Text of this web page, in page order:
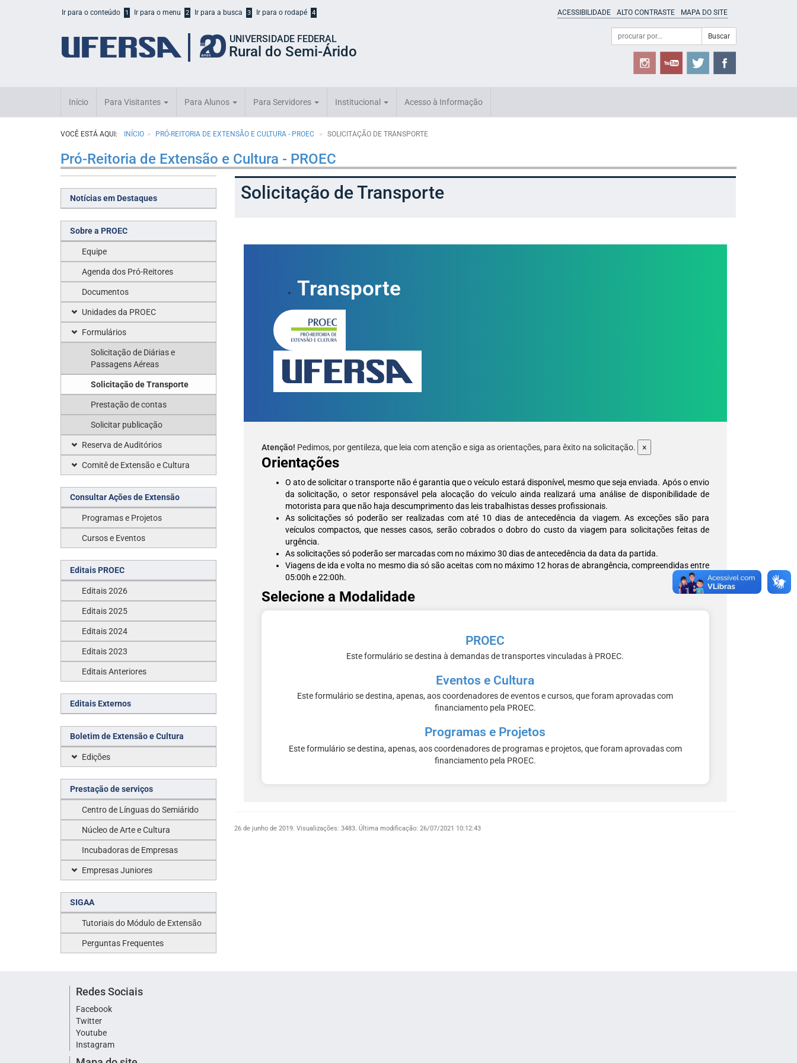
Ir para o conteúdo 1 Ir para o menu 2 Ir para a busca 3 Ir para o rodapé 4 ACESSIBILIDADE ALTO CONTRASTE MAPA DO SITE
UNIVERSIDADE FEDERAL
Rural do Semi-Árido
Formulário
Busca
Campo
de
Buscar
Início Para Visitantes Para Alunos Para Servidores Institucional Acesso à Informação
VOCÊ ESTÁ AQUI: INÍCIO PRÓ-REITORIA DE EXTENSÃO E CULTURA - PROEC SOLICITAÇÃO DE TRANSPORTE
Pró-Reitoria de Extensão e Cultura - PROEC
Notícias em Destaques
Sobre a PROEC
Equipe
Agenda dos Pró-Reitores
Documentos
Unidades da PROEC
Formulários
Solicitação de Diárias e
Passagens Aéreas
Solicitação de Transporte
Prestação de contas
Solicitar publicação
Reserva de Auditórios
Comitê de Extensão e Cultura
Consultar Ações de Extensão
Programas e Projetos
Cursos e Eventos
Editais PROEC
Editais 2026
Editais 2025
Editais 2024
Editais 2023
Editais Anteriores
Editais Externos
Boletim de Extensão e Cultura
Edições
Prestação de serviços
Centro de Línguas do Semiárido
Núcleo de Arte e Cultura
Incubadoras de Empresas
Empresas Juniores
SIGAA
Tutoriais do Módulo de Extensão
Perguntas Frequentes
Solicitação de Transporte
Transporte
Atenção! Pedimos, por gentileza, que leia com atenção e siga as orientações, para êxito na solicitação. ×
Orientações
O ato de solicitar o transporte não é garantia que o veículo estará disponível, mesmo que seja enviada. Após o envio
da solicitação, o setor responsável pela alocação do veículo ainda realizará uma análise de disponibilidade de
motorista para que não haja descumprimento das leis trabalhistas desses profissionais.
As solicitações só poderão ser realizadas com até 10 dias de antecedência da viagem. As exceções são para
veículos compactos, que nesses casos, serão cobrados o dobro do custo da viagem para solicitações feitas de
urgência.
As solicitações só poderão ser marcadas com no máximo 30 dias de antecedência da data da partida.
Viagens de ida e volta no mesmo dia só são aceitas com no máximo 12 horas de abrangência, compreendidas entre
05:00h e 22:00h.
Selecione a Modalidade
PROEC
Este formulário se destina à demandas de transportes vinculadas à PROEC.
Eventos e Cultura
Este formulário se destina, apenas, aos coordenadores de eventos e cursos, que foram aprovadas com
financiamento pela PROEC.
Programas e Projetos
Este formulário se destina, apenas, aos coordenadores de programas e projetos, que foram aprovadas com
financiamento pela PROEC.
26 de junho de 2019. Visualizações: 3483. Última modificação: 26/07/2021 10:12:43
Redes Sociais
Facebook
Twitter
Youtube
Instagram